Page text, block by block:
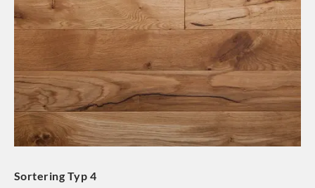
Sortering Typ 4